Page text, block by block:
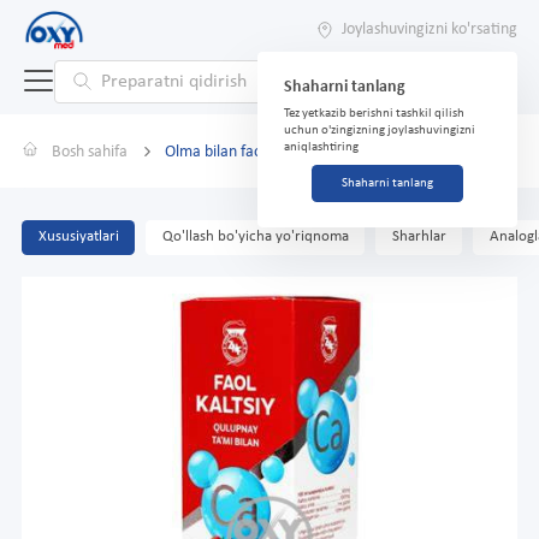
Joylashuvingizni ko'rsating
Shaharni tanlang
Tez yetkazib berishni tashkil qilish
uchun o'zingizning joylashuvingizni
aniqlashtiring
Shaharni tanlang
Bosh sahifa Olma bilan faollashtirilgan kaltsiy 330ml susp.d/p/in
Xususiyatlari Qo'llash bo'yicha yo'riqnoma Sharhlar